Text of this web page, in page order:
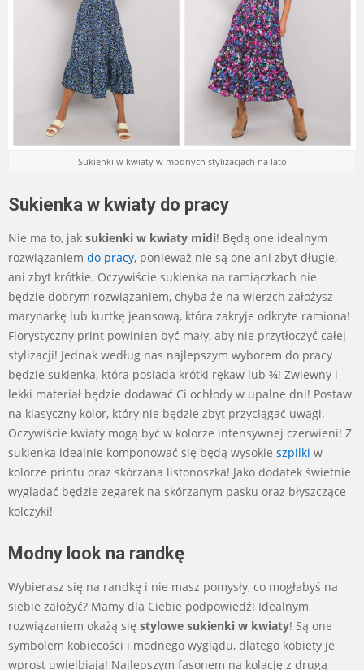
Sukienki w kwiaty w modnych stylizacjach na lato
Sukienka w kwiaty do pracy
Nie ma to, jak sukienki w kwiaty midi! Będą one idealnym
rozwiązaniem do pracy, ponieważ nie są one ani zbyt długie,
ani zbyt krótkie. Oczywiście sukienka na ramiączkach nie
będzie dobrym rozwiązaniem, chyba że na wierzch założysz
marynarkę lub kurtkę jeansową, która zakryje odkryte ramiona!
Florystyczny print powinien być mały, aby nie przytłoczyć całej
stylizacji! Jednak według nas najlepszym wyborem do pracy
będzie sukienka, która posiada krótki rękaw lub ¾! Zwiewny i
lekki materiał będzie dodawać Ci ochłody w upalne dni! Postaw
na klasyczny kolor, który nie będzie zbyt przyciągać uwagi.
Oczywiście kwiaty mogą być w kolorze intensywnej czerwieni! Z
sukienką idealnie komponować się będą wysokie szpilki w
kolorze printu oraz skórzana listonoszka! Jako dodatek świetnie
wyglądać będzie zegarek na skórzanym pasku oraz błyszczące
kolczyki!
Modny look na randkę
Wybierasz się na randkę i nie masz pomysły, co mogłabyś na
siebie założyć? Mamy dla Ciebie podpowiedź! Idealnym
rozwiązaniem okażą się stylowe sukienki w kwiaty! Są one
symbolem kobiecości i modnego wyglądu, dlatego kobiety je
wprost uwielbiają! Najlepszym fasonem na kolację z drugą